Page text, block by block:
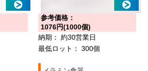
参考価格：
1076円(1000個)
納期：
約30営業日
最低ロット：
300個